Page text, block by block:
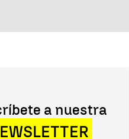
a nuestra